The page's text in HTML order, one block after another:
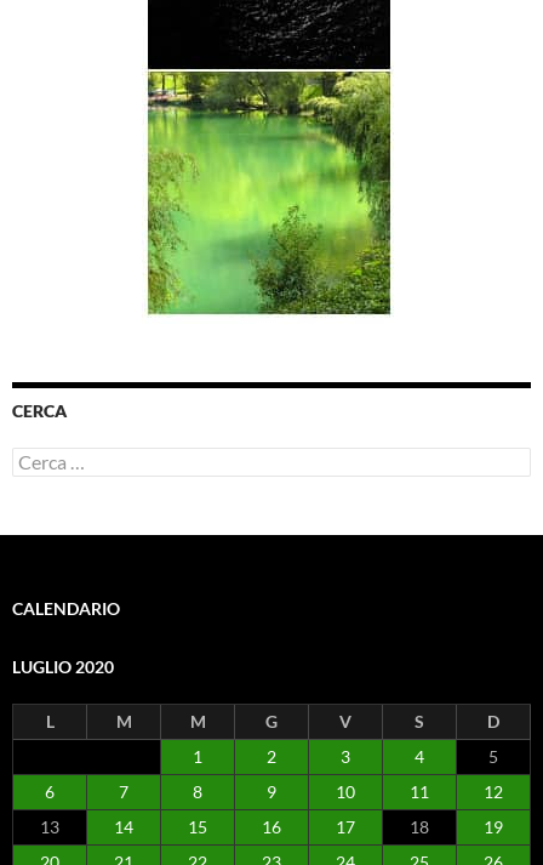
CERCA
Ricerca
per:
CALENDARIO
LUGLIO 2020
L M M G V S
D
1
2 3 4
5
6
7 8 9 10 11
12
13
14 15 16 17 18
19